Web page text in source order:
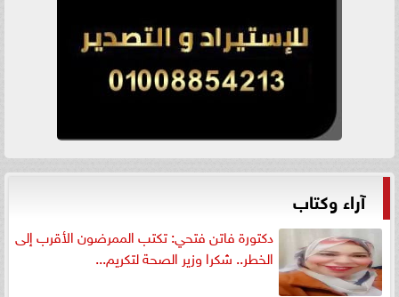
آراء وكتاب
دكتورة فاتن فتحي: تكتب الممرضون الأقرب إلى
الخطر.. شكرا وزير الصحة لتكريم...